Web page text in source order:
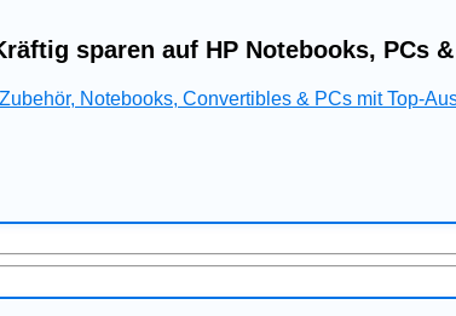
sparen auf HP Notebooks, PCs
Notebooks, Convertibles & PCs mit Top-